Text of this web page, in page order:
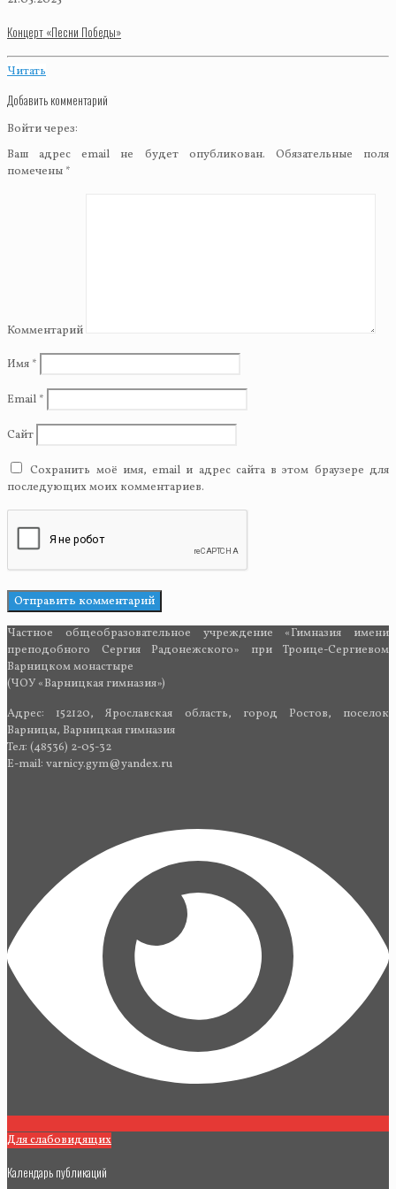
Концерт «Песни Победы»
Читать
Добавить комментарий
Войти через:
Ваш адрес email не будет опубликован. Обязательные поля
помечены *
Комментарий
Имя *
Email *
Сайт
Сохранить моё имя, email и адрес сайта в этом браузере для
последующих моих комментариев.
Частное общеобразовательное учреждение «Гимназия имени
преподобного Сергия Радонежского» при Троице-Сергиевом
Варницком монастыре
(ЧОУ «Варницкая гимназия»)
Адрес: 152120, Ярославская область, город Ростов, поселок
Варницы, Варницкая гимназия
Тел: (48536) 2-05-32
E-mail: varnicy.gym@yandex.ru
Для слабовидящих
Календарь публикаций